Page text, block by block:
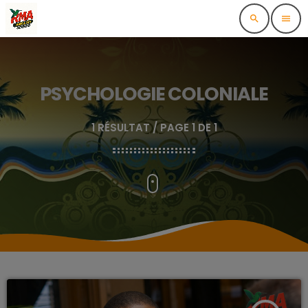
search menu
PSYCHOLOGIE COLONIALE
1 RÉSULTAT / PAGE 1 DE 1